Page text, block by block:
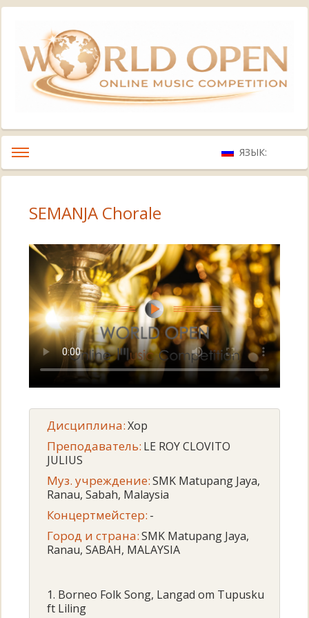
ЯЗЫК:
SEMANJA Chorale
Дисциплина:Хор
Преподаватель: LE ROY CLOVITO
JULIUS
Муз. учреждение:SMK Matupang Jaya,
Ranau, Sabah, Malaysia
Концертмейстер: -
Город и страна:SMK Matupang Jaya,
Ranau, SABAH, MALAYSIA
1. Borneo Folk Song, Langad om Tupusku
ft Liling